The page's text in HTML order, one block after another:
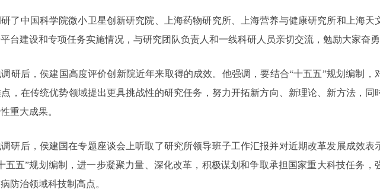
了中国科学院微小卫星创新研究院、上海药物研究所、上海营养与健康研究所和上海天
台建设和专项任务实施情况，与研究团队负责人和一线科研人员亲切交流，勉励大家奋
研后，侯建国高度评价创新院近年来取得的成效。他强调，要结合“十五五”规划编制，
，在传统优势领域提出更具挑战性的研究任务，努力开拓新方向、新理论、新方法，
重大成果。
研后，侯建国在专题座谈会上听取了研究所领导班子工作汇报并对近期改革发展成效
五五”规划编制，进一步凝聚力量、深化改革，积极谋划和争取承担国家重大科技任务
防治领域科技制高点。